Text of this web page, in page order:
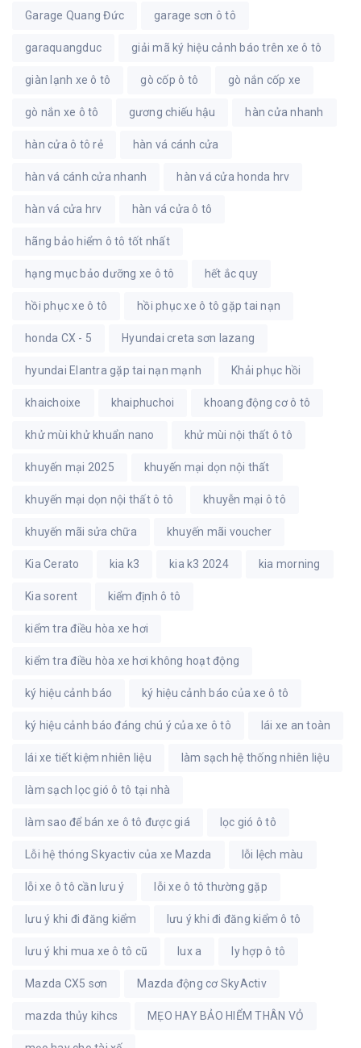
Garage Quang Đức garage sơn ô tô
garaquangduc giải mã ký hiệu cảnh báo trên xe ô tô
giàn lạnh xe ô tô gò cốp ô tô gò nắn cốp xe
gò nắn xe ô tô gương chiếu hậu hàn cửa nhanh
hàn cửa ô tô rẻ hàn vá cánh cửa
hàn vá cánh cửa nhanh hàn vá cửa honda hrv
hàn vá cửa hrv hàn vá cửa ô tô
hãng bảo hiểm ô tô tốt nhất
hạng mục bảo dưỡng xe ô tô hết ắc quy
hồi phục xe ô tô hồi phục xe ô tô gặp tai nạn
honda CX - 5 Hyundai creta sơn lazang
hyundai Elantra gặp tai nạn mạnh Khải phục hồi
khaichoixe khaiphuchoi khoang động cơ ô tô
khử mùi khử khuẩn nano khử mùi nội thất ô tô
khuyến mại 2025 khuyến mại dọn nội thất
khuyến mại dọn nội thất ô tô khuyễn mại ô tô
khuyến mãi sửa chữa khuyến mãi voucher
Kia Cerato kia k3 kia k3 2024 kia morning
Kia sorent kiểm định ô tô
kiểm tra điều hòa xe hơi
kiểm tra điều hòa xe hơi không hoạt động
ký hiệu cảnh báo ký hiệu cảnh báo của xe ô tô
ký hiệu cảnh báo đáng chú ý của xe ô tô lái xe an toàn
lái xe tiết kiệm nhiên liệu làm sạch hệ thống nhiên liệu
làm sạch lọc gió ô tô tại nhà
làm sao để bán xe ô tô được giá lọc gió ô tô
Lỗi hệ thóng Skyactiv của xe Mazda lỗi lệch màu
lỗi xe ô tô cần lưu ý lỗi xe ô tô thường gặp
lưu ý khi đi đăng kiểm lưu ý khi đi đăng kiểm ô tô
lưu ý khi mua xe ô tô cũ lux a ly hợp ô tô
Mazda CX5 sơn Mazda động cơ SkyActiv
mazda thủy kihcs MẸO HAY BẢO HIỂM THÂN VỎ